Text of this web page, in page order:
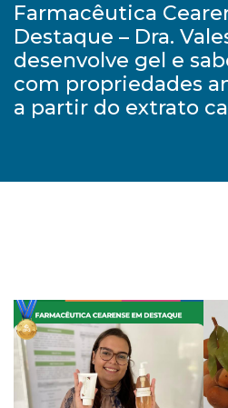
Farmacêutica
Destaque – Dra.
desenvolve gel e
com propriedades
a partir do extrato